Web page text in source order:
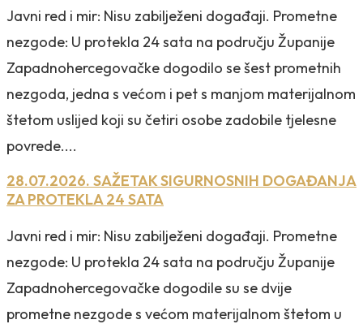
Javni red i mir: Nisu zabilježeni događaji. Prometne
nezgode: U protekla 24 sata na području Županije
Zapadnohercegovačke dogodilo se šest prometnih
nezgoda, jedna s većom i pet s manjom materijalnom
štetom uslijed koji su četiri osobe zadobile tjelesne
povrede....
28.07.2026. SAŽETAK SIGURNOSNIH DOGAĐANJA
ZA PROTEKLA 24 SATA
Javni red i mir: Nisu zabilježeni događaji. Prometne
nezgode: U protekla 24 sata na području Županije
Zapadnohercegovačke dogodile su se dvije
prometne nezgode s većom materijalnom štetom u